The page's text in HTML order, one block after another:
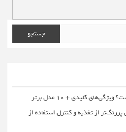
کلیدی + 10 مدل برتر
از تغذیه و کنترل استفاده از